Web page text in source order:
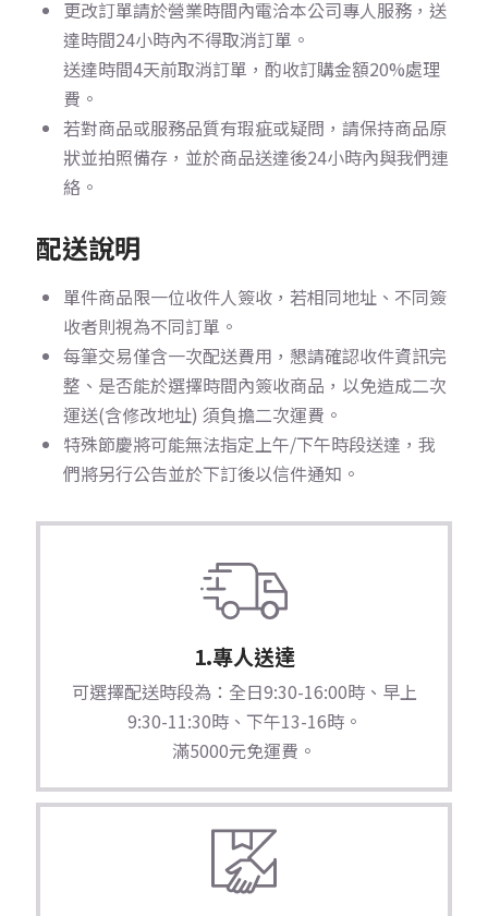
更改訂單請於營業時間內電洽本公司專人服務，送
達時間24小時內不得取消訂單。
送達時間4天前取消訂單，酌收訂購金額20%處理
費。
若對商品或服務品質有瑕疵或疑問，請保持商品原
狀並拍照備存，並於商品送達後24小時內與我們連
絡。
配送說明
單件商品限一位收件人簽收，若相同地址、不同簽
收者則視為不同訂單。
每筆交易僅含一次配送費用，懇請確認收件資訊完
整、是否能於選擇時間內簽收商品，以免造成二次
運送(含修改地址) 須負擔二次運費。
特殊節慶將可能無法指定上午/下午時段送達，我
們將另行公告並於下訂後以信件通知。
1.專人送達
可選擇配送時段為：全日9:30-16:00時、早上
9:30-11:30時、下午13-16時。
滿5000元免運費。